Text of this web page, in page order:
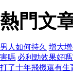
熱門文
男人如何持久 增大
害嗎 必利勁效果好嗎
打了十年飛機還有生